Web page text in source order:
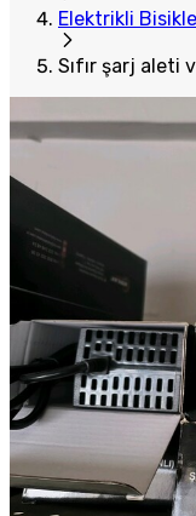
Elektrikli
Sıfır şarj aleti